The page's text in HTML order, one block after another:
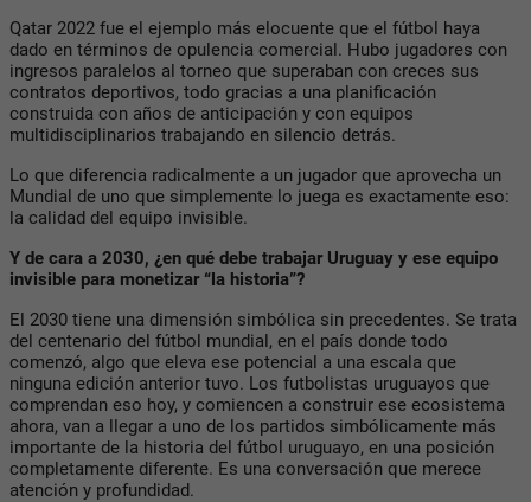
Qatar 2022 fue el ejemplo más elocuente que el fútbol haya
dado en términos de opulencia comercial. Hubo jugadores con
ingresos paralelos al torneo que superaban con creces sus
contratos deportivos, todo gracias a una planificación
construida con años de anticipación y con equipos
multidisciplinarios trabajando en silencio detrás.
Lo que diferencia radicalmente a un jugador que aprovecha un
Mundial de uno que simplemente lo juega es exactamente eso:
la calidad del equipo invisible.
Y de cara a 2030, ¿en qué debe trabajar Uruguay y ese equipo
invisible para monetizar “la historia”?
El 2030 tiene una dimensión simbólica sin precedentes. Se trata
del centenario del fútbol mundial, en el país donde todo
comenzó, algo que eleva ese potencial a una escala que
ninguna edición anterior tuvo. Los futbolistas uruguayos que
comprendan eso hoy, y comiencen a construir ese ecosistema
ahora, van a llegar a uno de los partidos simbólicamente más
importante de la historia del fútbol uruguayo, en una posición
completamente diferente. Es una conversación que merece
atención y profundidad.